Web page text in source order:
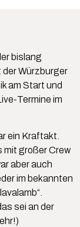
bislang
Würzburger
am Start und
Termine im
ein Kraftakt.
mit großer Crew
aber auch
im bekannten
sei an der